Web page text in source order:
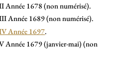
Année 1678 (non numérisé).
Année 1689 (non numérisé).
Année 1697.
Année 1679 (janvier-mai) (non